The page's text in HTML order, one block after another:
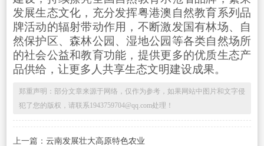
发展生态文化，充分发挥粤港澳自然教育系列品
牌活动的辐射带动作用，不断激发国有林场、自
然保护区、森林公园、湿地公园等各类自然场所
的社会公益和教育功能，提供更多的优质生态产
品供给，让更多人共享生态文明建设成果。
郑重声明：部分文章来源于网络，仅作为参考，如果网站中图片和文字侵
犯了您的版权，请联系1943759704@qq.com处理！
上一篇： 云南发展壮大高原特色农业